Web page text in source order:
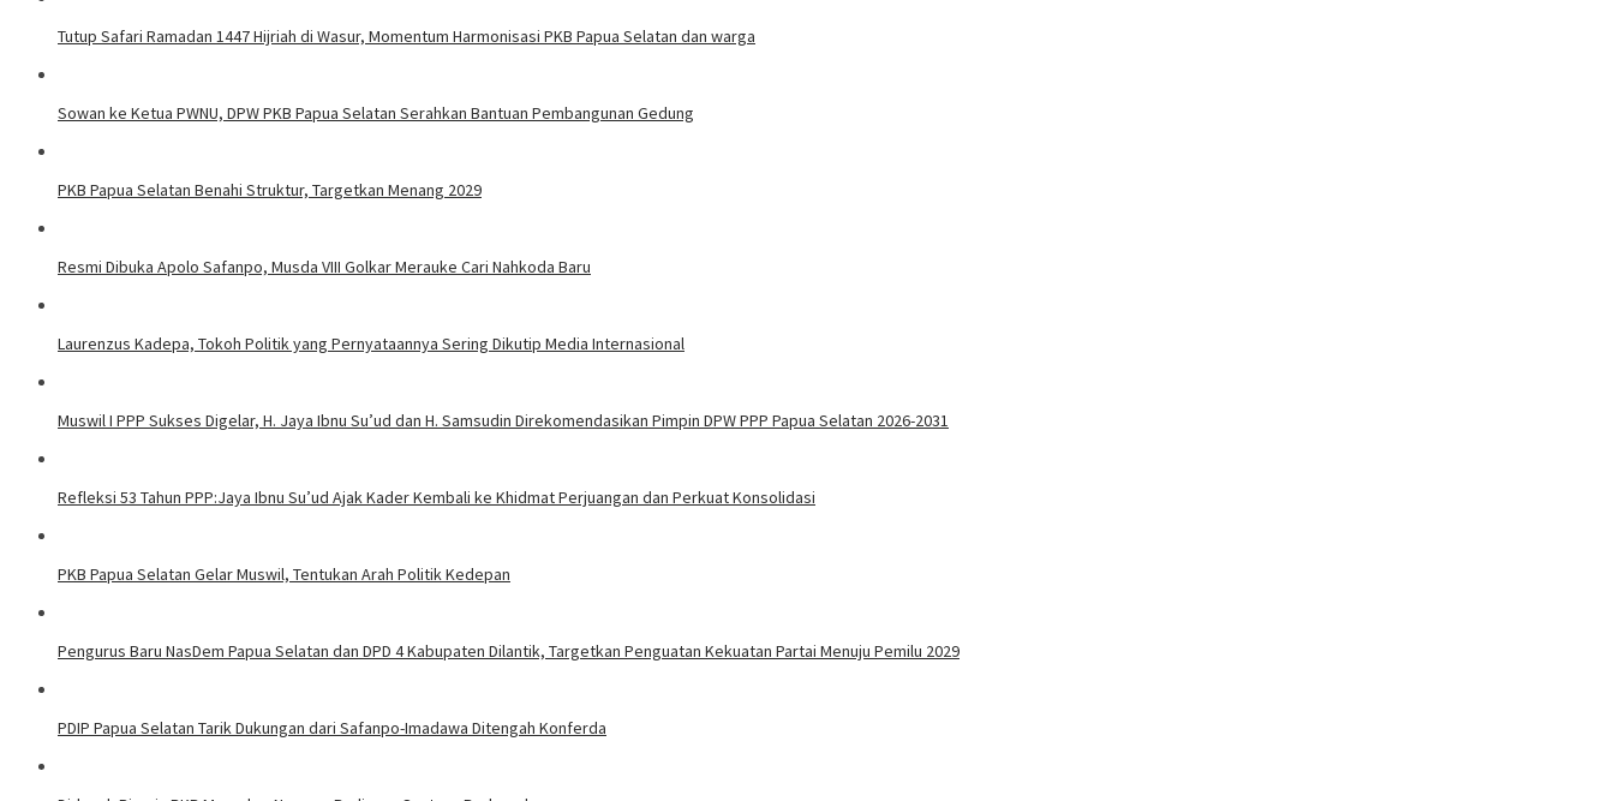
Tutup Safari Ramadan 1447 Hijriah di Wasur, Momentum Harmonisasi PKB Papua Selatan dan warga
Sowan ke Ketua PWNU, DPW PKB Papua Selatan Serahkan Bantuan Pembangunan Gedung
PKB Papua Selatan Benahi Struktur, Targetkan Menang 2029
Resmi Dibuka Apolo Safanpo, Musda VIII Golkar Merauke Cari Nahkoda Baru
Laurenzus Kadepa, Tokoh Politik yang Pernyataannya Sering Dikutip Media Internasional
Muswil I PPP Sukses Digelar, H. Jaya Ibnu Su’ud dan H. Samsudin Direkomendasikan Pimpin DPW PPP Papua Selatan 2026-2031
Refleksi 53 Tahun PPP:Jaya Ibnu Su’ud Ajak Kader Kembali ke Khidmat Perjuangan dan Perkuat Konsolidasi
PKB Papua Selatan Gelar Muswil, Tentukan Arah Politik Kedepan
Pengurus Baru NasDem Papua Selatan dan DPD 4 Kabupaten Dilantik, Targetkan Penguatan Kekuatan Partai Menuju Pemilu 2029
PDIP Papua Selatan Tarik Dukungan dari Safanpo-Imadawa Ditengah Konferda